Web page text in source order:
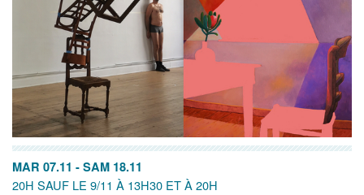
MAR 07.11 - SAM 18.11
20H SAUF LE 9/11 À 13H30 ET À 20H